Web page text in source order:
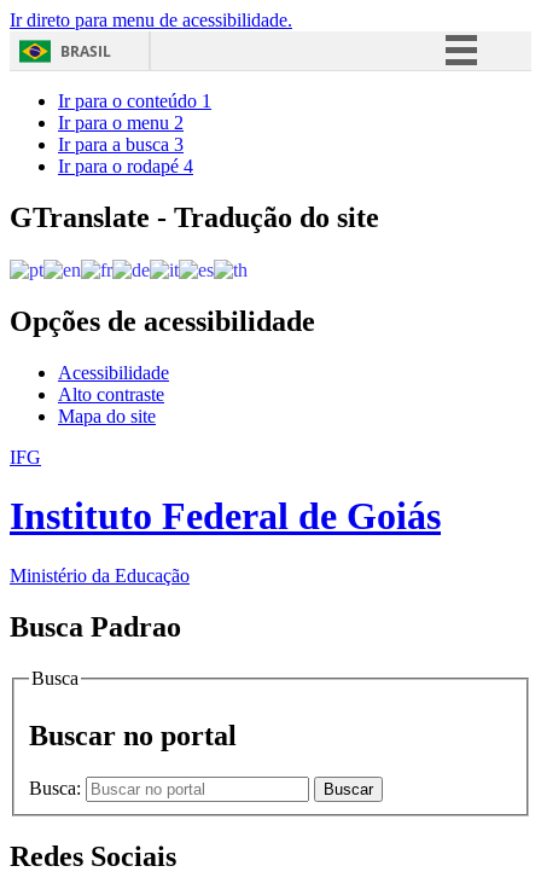
Ir direto para menu de acessibilidade.
BRASIL
Acesso à informação
Ir para o conteúdo 1
Ir para o menu 2
Ir para a busca 3
Ir para o rodapé 4
GTranslate - Tradução do site
Opções de acessibilidade
Acessibilidade
Alto contraste
Mapa do site
IFG
Instituto Federal de Goiás
Ministério da Educação
Busca Padrao
Busca
Buscar no portal
Busca: Buscar
Redes Sociais